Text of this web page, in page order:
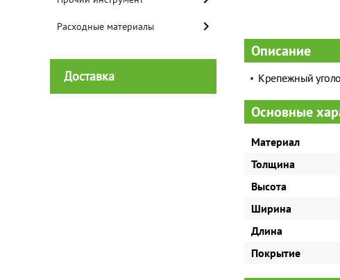
Расходные материалы
Доставка
Описание
Крепежный
Основные
Материал
Толщина
Высота
Ширина
Длина
Покрытие